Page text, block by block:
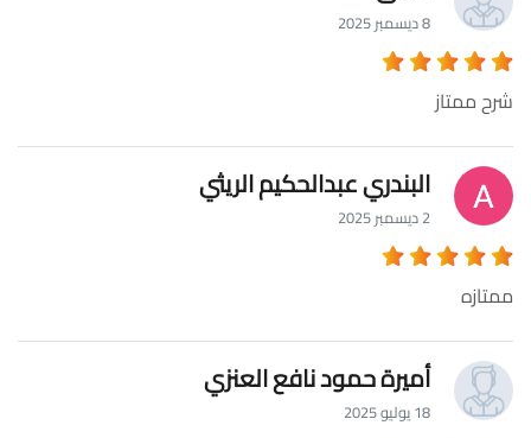
8 ديسمبر 2025
شرح ممتاز
البندري عبدالحكيم الريثي
2 ديسمبر 2025
ممتازه
أميرة حمود نافع العنزي
18 يوليو 2025